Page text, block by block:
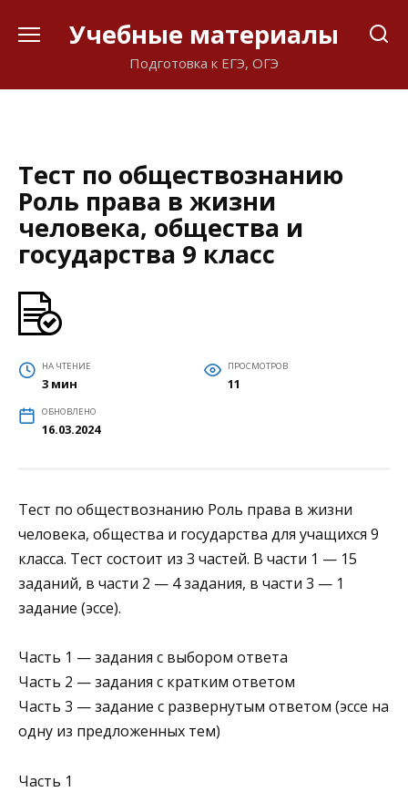
Учебные материалы
Подготовка к ЕГЭ, ОГЭ
Тест по обществознанию
Роль права в жизни
человека, общества и
государства 9 класс
НА ЧТЕНИЕ
3 мин
ПРОСМОТРОВ
11
ОБНОВЛЕНО
16.03.2024
Тест по обществознанию Роль права в жизни
человека, общества и государства для учащихся 9
класса. Тест состоит из 3 частей. В части 1 — 15
заданий, в части 2 — 4 задания, в части 3 — 1
задание (эссе).
Часть 1 — задания с выбором ответа
Часть 2 — задания с кратким ответом
Часть 3 — задание с развернутым ответом (эссе на
одну из предложенных тем)
Часть 1